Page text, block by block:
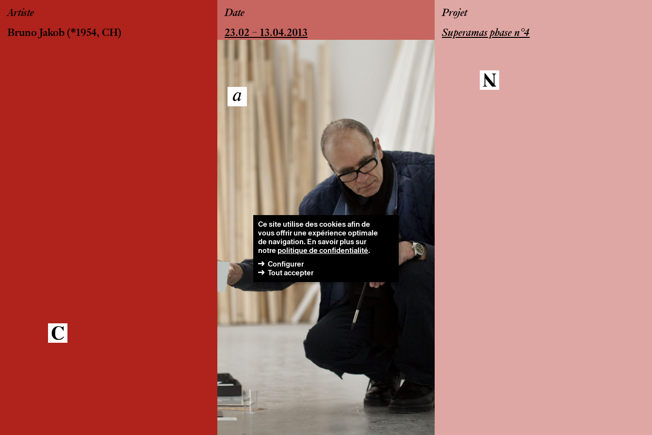
Artiste
Bruno Jakob (*1954, CH)
Date
23.02 – 13.04.2013
Projet
Superamas phase n°4
Ce site utilise des cookies afin de
vous offrir une expérience optimale
de navigation. En savoir plus sur
notrepolitique de confidentialité.
Configurer
Tout accepter